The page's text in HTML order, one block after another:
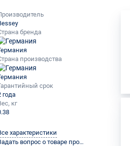
бренда
производства
срок
года
кг
характеристики
Задать вопрос о товаре производителю